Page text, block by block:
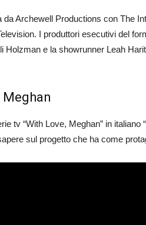
da Archewell Productions con The
I produttori esecutivi del
Holzman e la showrunner Leah
tv “With Love, Meghan” in italiano
sul progetto che ha come